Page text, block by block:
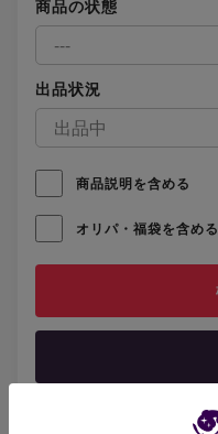
商品の状態
出品状況
商品説明を含める
オリパ・福袋を含める